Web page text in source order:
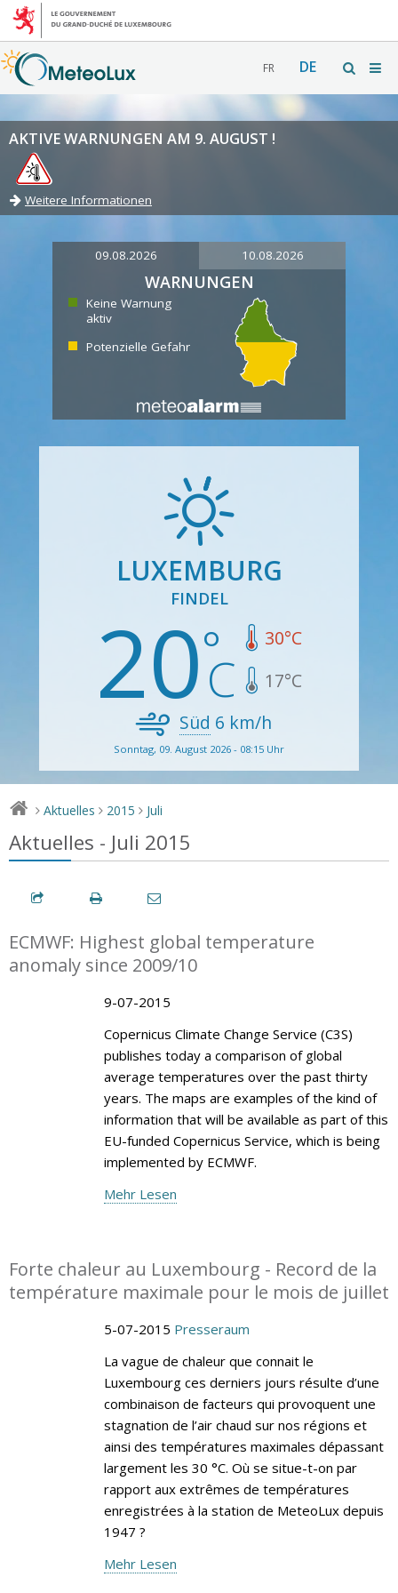
FR DE
AKTIVE WARNUNGEN AM 9. AUGUST !
Weitere Informationen
09.08.2026 10.08.2026
WARNUNGEN
Keine Warnung
aktiv
Potenzielle Gefahr
LUXEMBURG
FINDEL
20 30°C
17°C
Süd 6 km/h
Sonntag, 09. August 2026 - 08:15 Uhr
> Aktuelles > 2015 > Juli
Aktuelles - Juli 2015
ECMWF: Highest global temperature
anomaly since 2009/10
9-07-2015
Copernicus Climate Change Service (C3S)
publishes today a comparison of global
average temperatures over the past thirty
years. The maps are examples of the kind of
information that will be available as part of this
EU-funded Copernicus Service, which is being
implemented by ECMWF.
Mehr Lesen
Forte chaleur au Luxembourg - Record de la
température maximale pour le mois de juillet
5-07-2015 Presseraum
La vague de chaleur que connait le
Luxembourg ces derniers jours résulte d’une
combinaison de facteurs qui provoquent une
stagnation de l’air chaud sur nos régions et
ainsi des températures maximales dépassant
largement les 30 °C. Où se situe-t-on par
rapport aux extrêmes de températures
enregistrées à la station de MeteoLux depuis
1947 ?
Mehr Lesen